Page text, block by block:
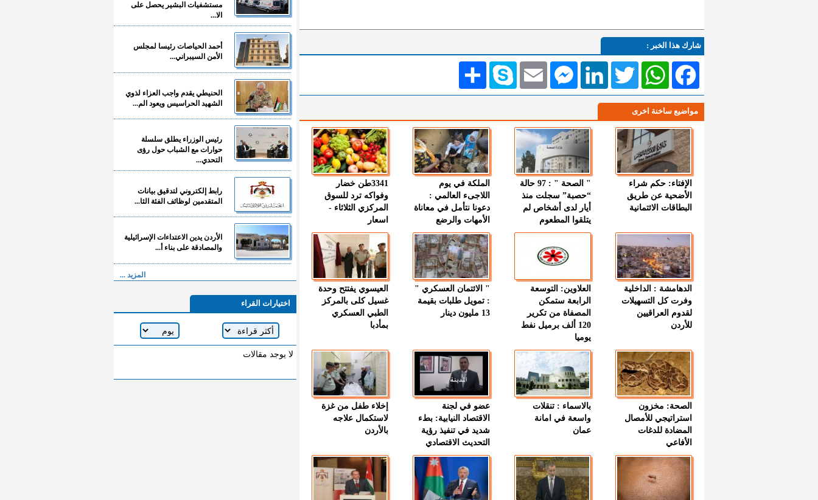
شارك هذا الخبر :
انشر Skype EmailMessengerLinkedIn TwitterWhatsAppFacebook
مواضيع ساخنة اخرى
الإفتاء: حكم شراء
الأضحية عن طريق
البطاقات الائتمانية
" الصحة " : 97 حالة
“حصبة” سجلت منذ
أيار لدى أشخاص لم
يتلقوا المطعوم
الملكة في يوم
اللاجىء العالمي :
دعونا نتأمل في معاناة
الأمهات والرضع
3341طن خضار
وفواكه ترد للسوق
المركزي الثلاثاء -
اسعار
الدهامشة : الداخلية
وفرت كل التسهيلات
لقدوم العراقيين
للأردن
العلاوين: التوسعة
الرابعة ستمكن
المصفاة من تكرير
120 ألف برميل نفط
يوميا
" الائتمان العسكري "
: تمويل طلبات بقيمة
13 مليون دينار
العيسوي يفتتح وحدة
غسيل كلى بالمركز
الطبي العسكري
بمأدبا
الصحة: مخزون
استراتيجي للأمصال
المضادة للدغات
الأفاعي
بالاسماء : تنقلات
واسعة في امانة
عمان
عضو في لجنة
الاقتصاد النيابية: بطء
شديد في تنفيذ رؤية
التحديث الاقتصادي
إخلاء طفل من غزة
لاستكمال علاجه
بالأردن
مستشفيات البشير يحصل على
الا...
أحمد الحياصات رئيسا لمجلس
الأمن السيبراني...
الحنيطي يقدم واجب العزاء لذوي
الشهيد الحراسيس ويعود الم...
رئيس الوزراء يطلق سلسلة
حوارات مع الشباب حول رؤى
التحدي...
رابط إلكتروني لتدقيق بيانات
المتقدمين لوظائف الفئة الثا...
الأردن يدين الاعتداءات الإسرائيلية
والمصادقة على بناء أ...
المزيد ...
اختيارات القراء
لا يوجد مقالات